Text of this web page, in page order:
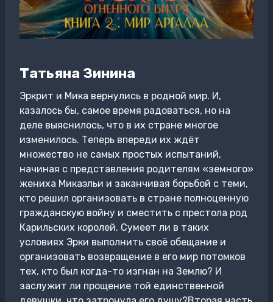
Татьяна Зинина
Эркрит и Мика вернулись в родной мир. И,
казалось бы, самое время радоваться, но на
деле выяснилось, что в их стране многое
изменилось. Теперь впереди их ждёт
множество не самых простых испытаний,
начиная с представления родителям «земного»
жениха Микаэльи и заканчивая борьбой с теми,
кто решил организовать в стране полноценную
гражданскую войну и сместить с престола род
Карильских королей. Сумеет ли в таких
условиях Эрки выполнить своё обещание и
организовать возвращение в его мир потомков
тех, кто был когда-то изгнан на Землю? И
заслужит ли прощение той единственной